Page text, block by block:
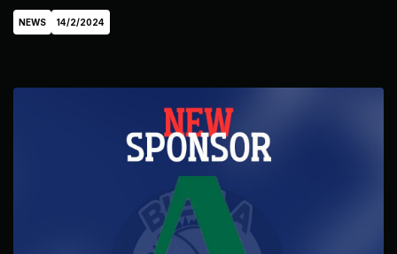
NEWS 14/2/2024